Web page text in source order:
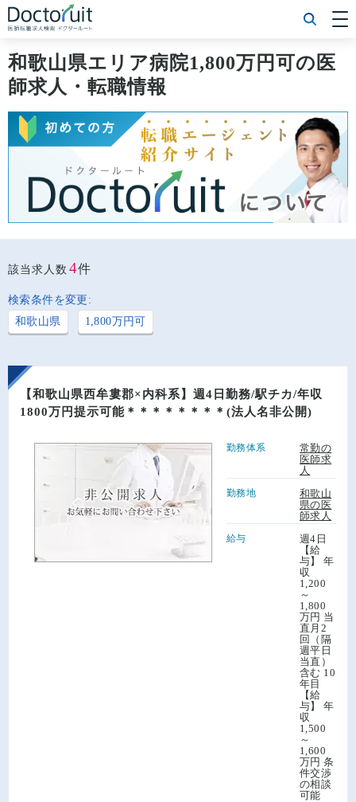
[常勤] 科目から探す
[常勤] 特徴から探す
[非常勤] エリアから探す
[非常勤] 科目から探す
Doctoruit医師転職特集
Doctoruitについて
運営者情報
プライバシーポリシー
和歌山県エリア病院1,800万円可の医
師求人・転職情報
該当求人数 4件
検索条件を変更:
和歌山県
1,800万円可
【和歌山県西牟婁郡×内科系】週4日勤務/駅チカ/年収
1800万円提示可能＊＊＊＊＊＊＊＊(法人名非公開)
勤務体系
常勤の
医師求
人
勤務地
和歌山
県の医
師求人
給与
週4日
【給
与】 年
収
1,200
～
1,800
万円 当
直月2
回（隔
週平日
当直）
含む 10
年目
【給
与】 年
収
1,500
～
1,600
万円 条
件交渉
の相談
可能